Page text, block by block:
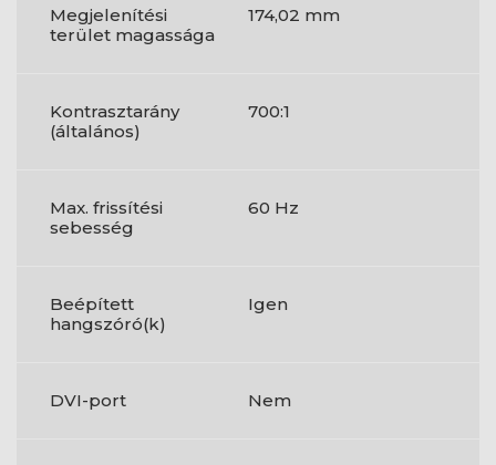
Megjelenítési
terület magassága
174,02 mm
Kontrasztarány
(általános)
700:1
Max. frissítési
sebesség
60 Hz
Beépített
hangszóró(k)
Igen
DVI-port Nem